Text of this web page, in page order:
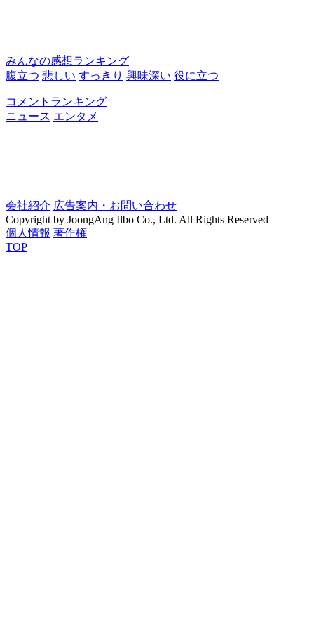
みんなの感想ランキング
腹立つ 悲しい すっきり 興味深い 役に立つ
コメントランキング
ニュース エンタメ
会社紹介 広告案内・お問い合わせ
Copyright by JoongAng Ilbo Co., Ltd. All Rights Reserved
個人情報 著作権
TOP